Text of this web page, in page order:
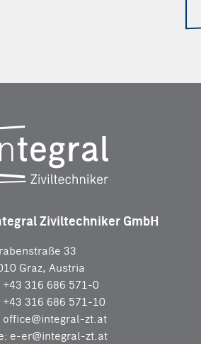
Ziviltechniker GmbH
33
Graz, Austria
+43 316 686 571-0
+43 316 686 571-10
office@integral-zt.at
e-er@integral-zt.at